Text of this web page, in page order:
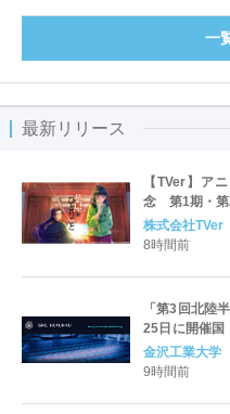
一
最新リリース
【TVer】ア
念 第1期・第
株式会社TVer
8時間前
「第3回北陸
25日に開催国
世界に向けた
議論
金沢工業大学
9時間前